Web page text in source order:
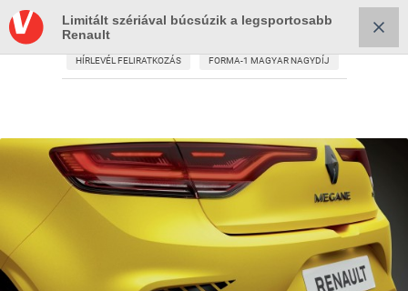
HÍRLEVÉL FELIRATKOZÁS FORMA-1 MAGYAR NAGYDÍJ
Limitált szériával búcsúzik a legsportosabb
Renault